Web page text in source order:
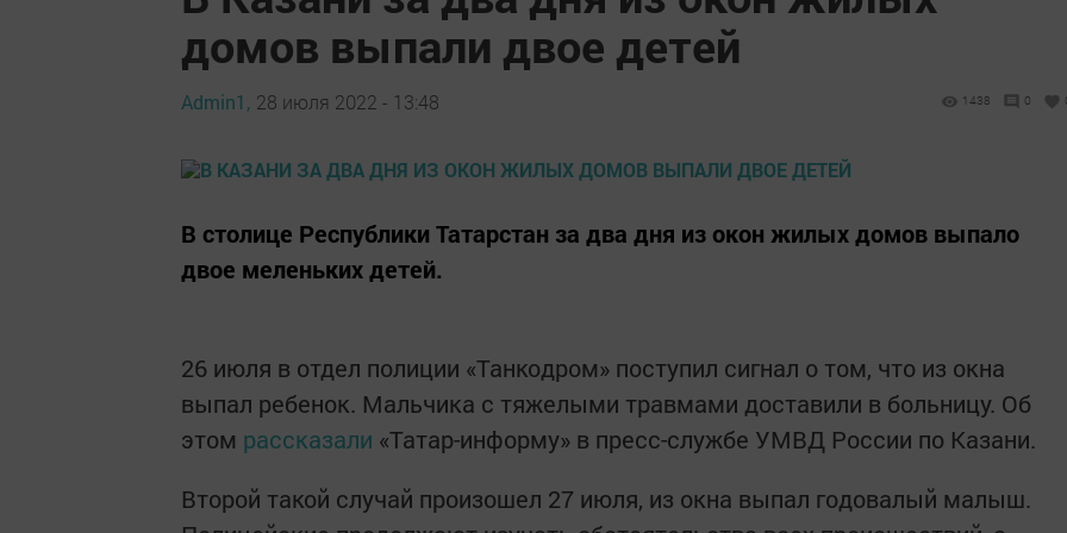
домов выпали двое детей
Admin1, 28 июля 2022 - 13:48 1438 0
В столице Республики Татарстан за два дня из окон жилых домов выпало
двое меленьких детей.
26 июля в отдел полиции «Танкодром» поступил сигнал о том, что из окна
выпал ребенок. Мальчика с тяжелыми травмами доставили в больницу. Об
этом рассказали «Татар-информу» в пресс-службе УМВД России по Казани.
Второй такой случай произошел 27 июля, из окна выпал годовалый малыш.